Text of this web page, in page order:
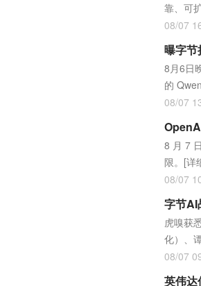
靠、可
08/07
曝字
8月6日
的
08/07
8 月 7
限。 [详
08/07
字节AI
虎嗅获
化）、
08/07
英伟达